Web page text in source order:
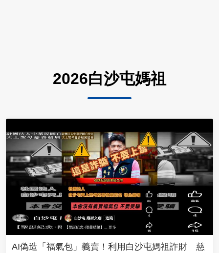
2026白沙屯媽祖
AI偽造「福氣包」義賣！利用白沙屯媽祖詐財 慈